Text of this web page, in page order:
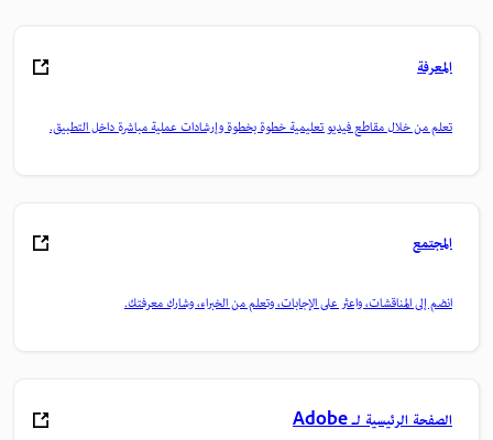
المعرفة
تعلم من خلال مقاطع فيديو تعليمية خطوة بخطوة وإرشادات عملية مباشرة داخل التطبيق.
المجتمع
انضم إلى المناقشات، واعثر على الإجابات، وتعلم من الخبراء، وشارك معرفتك.
الصفحة الرئيسية لـ Adobe